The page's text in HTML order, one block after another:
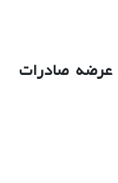
عرضه صادرات